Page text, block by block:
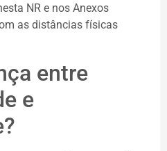
NR e nos Anexos
as distâncias físicas
entre
e